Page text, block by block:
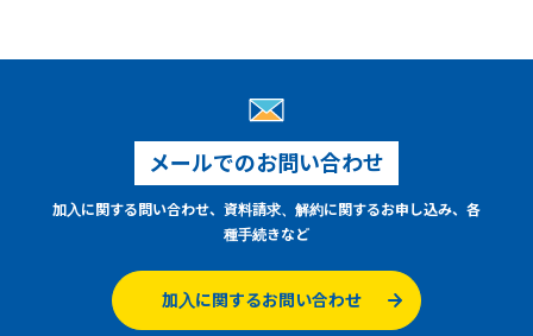
メールでのお問い合わせ
加入に関する問い合わせ、資料請求、解約に関するお申し込み、各
種手続きなど
加入に関するお問い合わせ